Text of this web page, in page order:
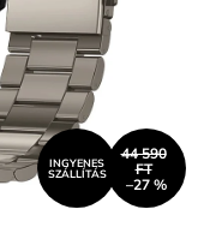
INGYENES
SZÁLLÍTÁS
44 590
FT
–27 %